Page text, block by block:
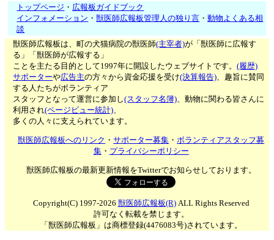
トップページ ・ 広報板ガイドブック
インフォメーション ・獣医師広報板管理人の独り言 ・動物よくある相
談
獣医師広報板は、町の犬猫病院の獣医師(主宰者)が「獣医師に広報す
る」「獣医師が広報する」
ことを主たる目的として1997年に開設したウェブサイトです。(履歴)
サポーターや広告主の方々から資金応援を受け(決算報告)、趣旨に賛同
する人たちがボランティア
スタッフとなって運営に参加し(スタッフ名簿)、動物に関わる皆さんに
利用され(ページビュー統計)、
多くの人々に支えられています。
獣医師広報板へのリンク ・サポーター募集 ・ボランティアスタッフ募
集・ プライバシーポリシー
獣医師広報板の最新更新情報をTwitterでお知らせしております。
Copyright(C) 1997-2026 獣医師広報板(R)ALL Rights Reserved
許可なく転載を禁じます。
「獣医師広報板」は商標登録(4476083号)されています。